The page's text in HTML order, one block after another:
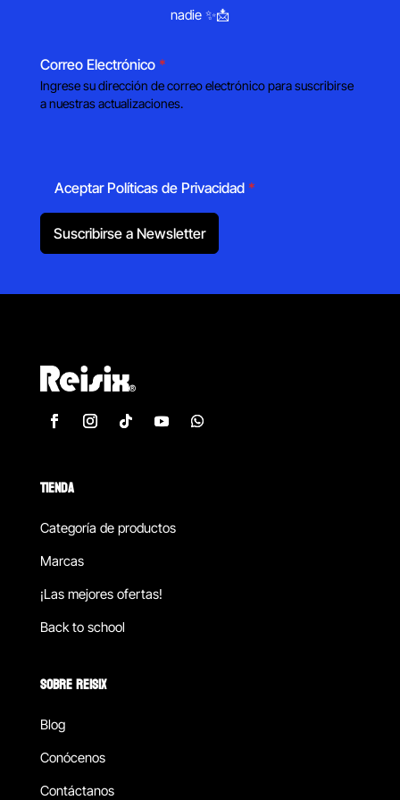
nadie ✨📩
Correo Electrónico *
Ingrese su dirección de correo electrónico para suscribirse
a nuestras actualizaciones.
Aceptar Políticas de Privacidad *
Suscribirse a Newsletter
TIENDA
Categoría de productos
Marcas
¡Las mejores ofertas!
Back to school
SOBRE REISIX
Blog
Conócenos
Contáctanos